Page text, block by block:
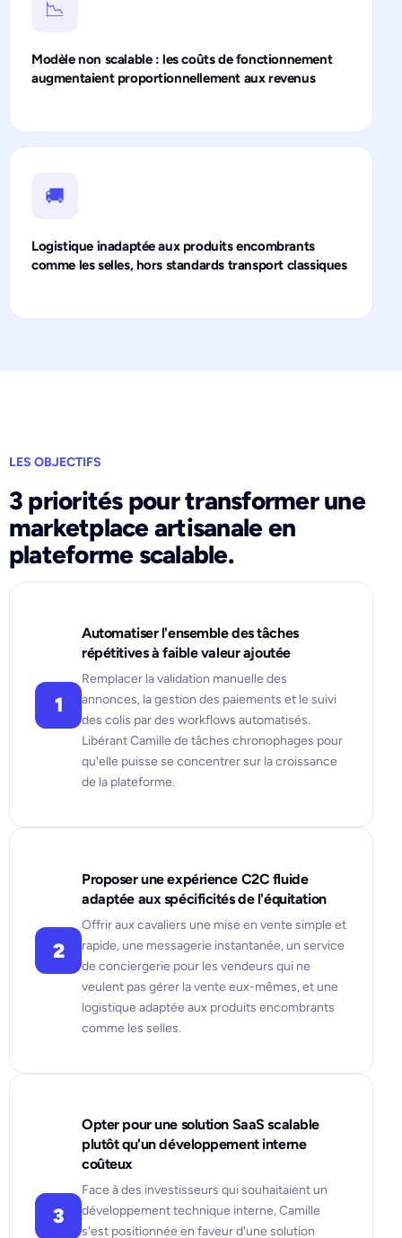
📉
Modèle non scalable : les coûts de fonctionnement
augmentaient proportionnellement aux revenus
🚚
Logistique inadaptée aux produits encombrants
comme les selles, hors standards transport classiques
LES OBJECTIFS
3 priorités pour transformer une
marketplace artisanale en
plateforme scalable.
1
Automatiser l'ensemble des tâches
répétitives à faible valeur ajoutée
Remplacer la validation manuelle des
annonces, la gestion des paiements et le suivi
des colis par des workflows automatisés.
Libérant Camille de tâches chronophages pour
qu'elle puisse se concentrer sur la croissance
de la plateforme.
2
Proposer une expérience C2C fluide
adaptée aux spécificités de l'équitation
Offrir aux cavaliers une mise en vente simple et
rapide, une messagerie instantanée, un service
de conciergerie pour les vendeurs qui ne
veulent pas gérer la vente eux-mêmes, et une
logistique adaptée aux produits encombrants
comme les selles.
3
Opter pour une solution SaaS scalable
plutôt qu'un développement interne
coûteux
Face à des investisseurs qui souhaitaient un
développement technique interne, Camille
s'est positionnée en faveur d'une solution